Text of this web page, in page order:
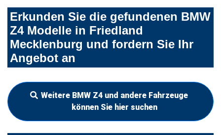
Erkunden Sie die gefundenen BMW
Z4 Modelle in Friedland
Mecklenburg und fordern Sie Ihr
Angebot an
Weitere BMW Z4 und andere Fahrzeuge
können Sie hier suchen